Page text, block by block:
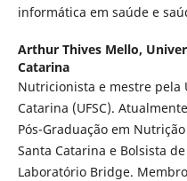
informática em saúde e
Arthur Thives Mello,
Catarina
Nutricionista e mestre pela
Catarina (UFSC).
Pós-Graduação em
Santa Catarina e Bolsista
Laboratório Bridge.